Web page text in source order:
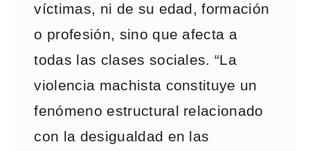
víctimas, ni de su edad, formación
o profesión, sino que afecta a
todas las clases sociales. “La
violencia machista constituye un
fenómeno estructural relacionado
con la desigualdad en las